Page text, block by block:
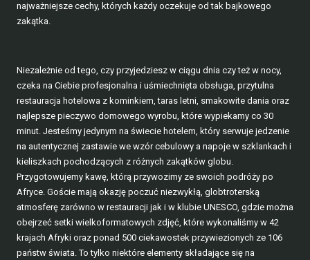
najważniejsze cechy, których każdy oczekuje od tak bajkowego
zakątka.
Niezależnie od tego, czy przyjedziesz w ciągu dnia czy też w nocy,
czeka na Ciebie profesjonalna i uśmiechnięta obsługa, przytulna
restauracja hotelowa z kominkiem, taras letni, smakowite dania oraz
najlepsze pieczywo domowego wyrobu, które wypiekamy co 30
minut. Jesteśmy jedynym na świecie hotelem, który serwuje jedzenie
na autentycznej zastawie we wzór cebulowy a napoje w szklankach i
kieliszkach pochodzących z różnych zakątków globu.
Przygotowujemy kawę, którą przywozimy ze swoich podróży po
Afryce. Goście mają okazję poczuć niezwykłą, globtroterską
atmosferę zarówno w restauracji jak i w klubie UNESCO, gdzie można
obejrzeć setki wielkoformatowych zdjęć, które wykonaliśmy w 42
krajach Afryki oraz ponad 500 ciekawostek przywiezionych ze 106
państw świata. To tylko niektóre elementy składające się na